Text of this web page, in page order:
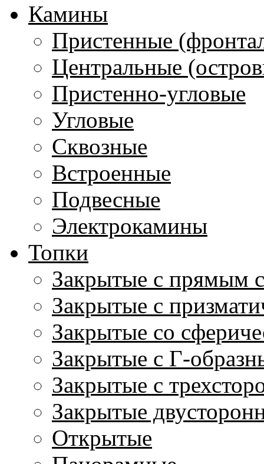
Камины
Пристенные
Центральные
Пристенно-угловые
Угловые
Сквозные
Встроенные
Подвесные
Электрокамины
Топки
Закрытые с прямым
Закрытые с
Закрытые со
Закрытые с Г-
Закрытые с
Закрытые
Открытые